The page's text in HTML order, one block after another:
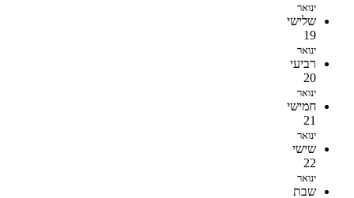
ינואר
שלישי
19
ינואר
רביעי
20
ינואר
חמישי
21
ינואר
שישי
22
ינואר
שבת